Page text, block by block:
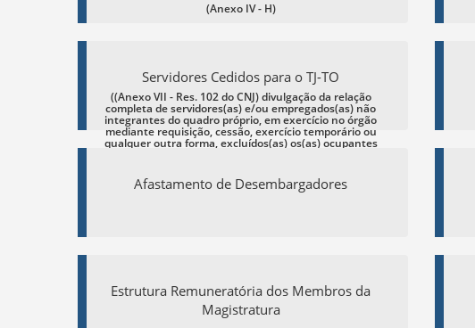
(Anexo IV - H)
Servidores Cedidos para o TJ-TO
((Anexo VII - Res. 102 do CNJ) divulgação da relação
completa de servidores(as) e/ou empregados(as) não
integrantes do quadro próprio, em exercício no órgão
mediante requisição, cessão, exercício temporário ou
qualquer outra forma, excluídos(as) os(as) ocupantes
Afastamento de Desembargadores
Estrutura Remuneratória dos Membros da
Magistratura